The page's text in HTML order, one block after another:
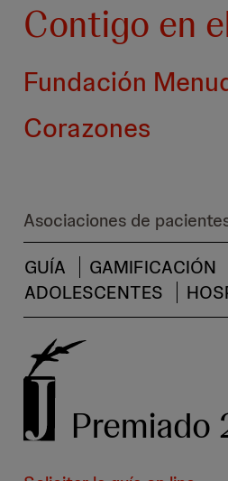
Contigo en
Fundación
Corazones
Asociaciones de
GUÍA
GAMIFICACIÓN
ADOLESCENTES
Premiado